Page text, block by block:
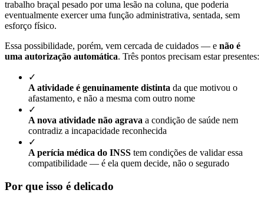
trabalho braçal pesado por uma lesão na coluna, que poderia
eventualmente exercer uma função administrativa, sentada, sem
esforço físico.
Essa possibilidade, porém, vem cercada de cuidados — e não é
uma autorização automática. Três pontos precisam estar presentes:
✓
A atividade é genuinamente distinta da que motivou o
afastamento, e não a mesma com outro nome
✓
A nova atividade não agrava a condição de saúde nem
contradiz a incapacidade reconhecida
✓
A perícia médica do INSS tem condições de validar essa
compatibilidade — é ela quem decide, não o segurado
Por que isso é delicado